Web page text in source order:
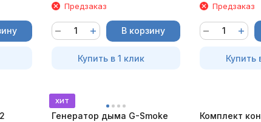
Предзаказ
В корзину
Купить в 1 клик
Предзаказ
Купить
хит
Генератор дыма G-Smoke
Комплект